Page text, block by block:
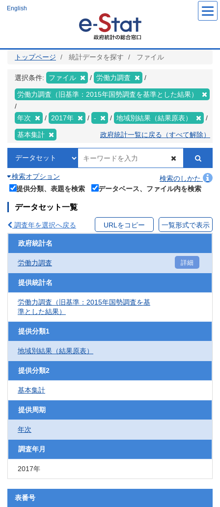
ツ
English
トップページ 統計データを探す ファイル
選択条件: ファイル 労働力調査
労働力調査（旧基準：2015年国勢調査を基準とした結果）
年次 2017年 - 地域別結果（結果原表）
基本集計 政府統計一覧に戻る（すべて解除）
検索オプション
検索のしかた
提供分類、表題を検索
データベース、ファイル内を検索
データセット一覧
調査年を選択へ戻る URLをコピー 一覧形式で表示
政府統計名
労働力調査 詳細
提供統計名
労働力調査（旧基準：2015年国勢調査を基
準とした結果）
提供分類1
地域別結果（結果原表）
提供分類2
基本集計
提供周期
年次
調査年月
2017年
表番号